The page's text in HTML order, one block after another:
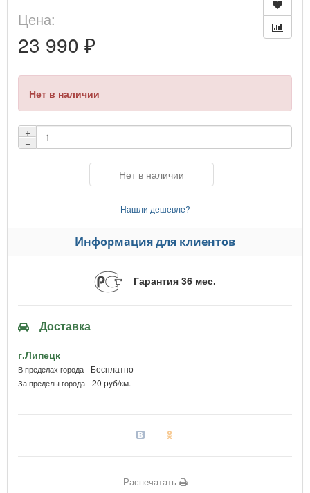
Цена:
23 990 ₽
Нет в наличии
+
−
Нет в наличии
Нашли дешевле?
Информация для клиентов
Гарантия 36 мес.
Доставка
г.Липецк
В пределах города - Бесплатно
За пределы города - 20 руб/км.
Распечатать